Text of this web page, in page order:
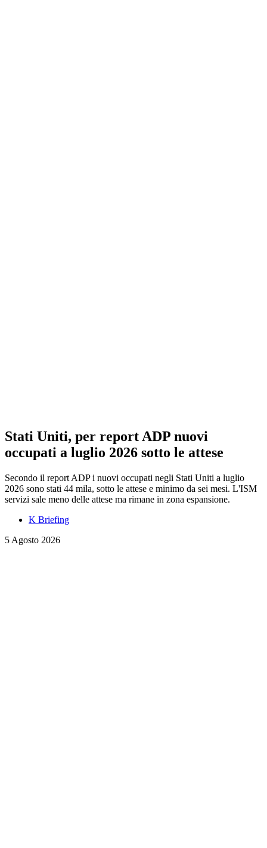
Stati Uniti, per report ADP nuovi
occupati a luglio 2026 sotto le attese
Secondo il report ADP i nuovi occupati negli Stati Uniti a luglio
2026 sono stati 44 mila, sotto le attese e minimo da sei mesi. L'ISM
servizi sale meno delle attese ma rimane in zona espansione.
K Briefing
5 Agosto 2026